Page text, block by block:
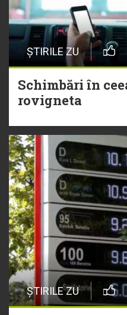
ȘTIRILE ZU
Schimbări în
rovigneta
ȘTIRILE ZU